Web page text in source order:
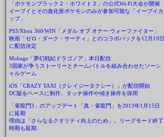
「ポケモンブラック２・ホワイト２」の公式Wi-Fi大会が開催
イーブイとその進化形ポケモンのみが参加可能な「イーブイカ
ップ」
PS3/Xbox 360/WIN「メダル オブ オナー ウォーファイター」
映画「ゼロ・ダーク・サーティ」とのコラボパックを12月19日
に配信決定
Mobage「夢幻戦紀ドラゴノア」本日配信
3国家が争うストーリーとチームバトルを組み合わせたソーシ
ャルゲーム
iOS「CRAZY TAXI（クレイジータクシー）」が配信開始
DC版をベースに制作、タッチ操作や傾き操作を採用
「雀龍門3」のアップデート「真・雀龍門」を2013年1月15日
に延期
理由は「さらなるクオリティ向上のため」。リーグモード終了
時期も延期